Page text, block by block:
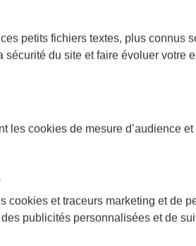
en poche !
petits fichiers textes, plus connus
du site et faire évoluer votre
les cookies de mesure d’audience
cookies et traceurs marketing et de
publicités personnalisées et de